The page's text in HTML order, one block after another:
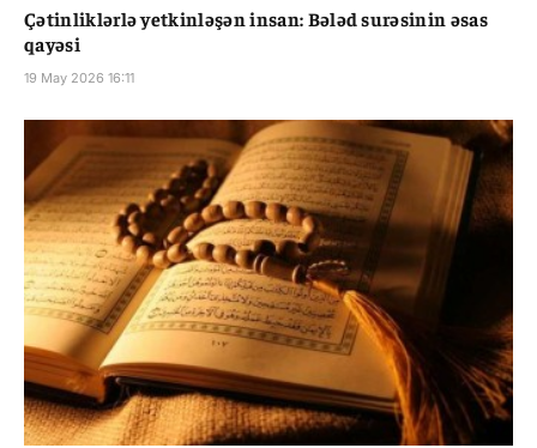
Çətinliklərlə yetkinləşən insan: Bələd surəsinin əsas
qayəsi
19 May 2026 16:11